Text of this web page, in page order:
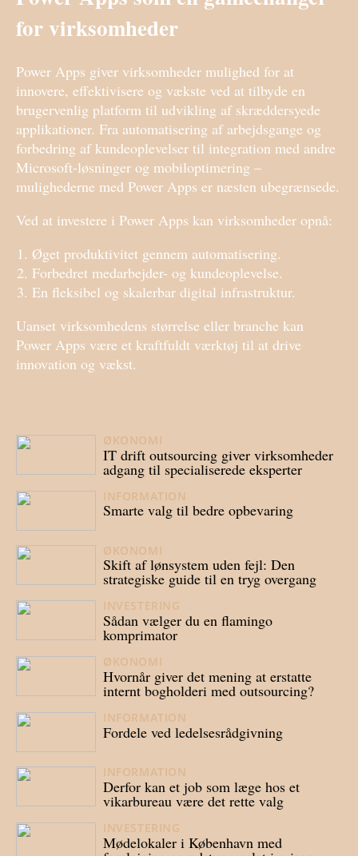
for virksomheder
Power Apps giver virksomheder mulighed for at
innovere, effektivisere og vækste ved at tilbyde en
brugervenlig platform til udvikling af skræddersyede
applikationer. Fra automatisering af arbejdsgange og
forbedring af kundeoplevelser til integration med andre
Microsoft-løsninger og mobiloptimering –
mulighederne med Power Apps er næsten ubegrænsede.
Ved at investere i Power Apps kan virksomheder opnå:
Øget produktivitet gennem automatisering.
Forbedret medarbejder- og kundeoplevelse.
En fleksibel og skalerbar digital infrastruktur.
Uanset virksomhedens størrelse eller branche kan
Power Apps være et kraftfuldt værktøj til at drive
innovation og vækst.
ØKONOMI
IT drift outsourcing giver virksomheder
adgang til specialiserede eksperter
INFORMATION
Smarte valg til bedre opbevaring
ØKONOMI
Skift af lønsystem uden fejl: Den
strategiske guide til en tryg overgang
INVESTERING
Sådan vælger du en flamingo
komprimator
ØKONOMI
Hvornår giver det mening at erstatte
internt bogholderi med outsourcing?
INFORMATION
Fordele ved ledelsesrådgivning
INFORMATION
Derfor kan et job som læge hos et
vikarbureau være det rette valg
INVESTERING
Mødelokaler i København med